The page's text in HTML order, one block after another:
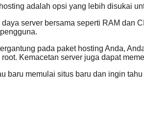
adalah opsi yang lebih disukai
server bersama seperti RAM
pada paket hosting Anda,
Kemacetan server juga dapat
baru memulai situs baru dan ingin